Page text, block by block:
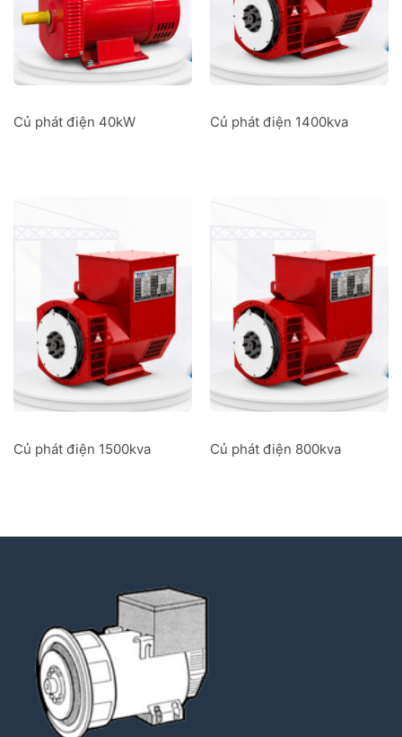
Củ phát điện 40kW Củ phát điện 1400kva
Củ phát điện 1500kva Củ phát điện 800kva